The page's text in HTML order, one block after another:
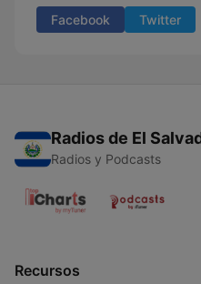
Facebook Twitter
Radios de El
Radios y Podcasts
Recursos